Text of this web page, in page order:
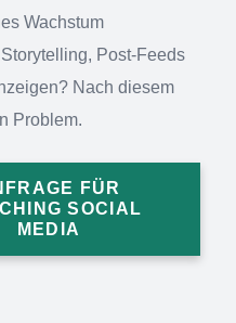
Wachstum
Post-Feeds
Nach diesem
Problem.
FÜR
SOCIAL
MEDIA